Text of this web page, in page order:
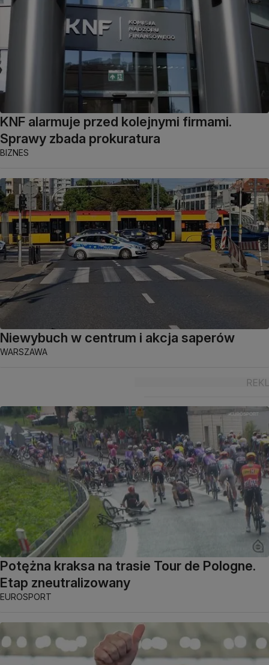
KNF alarmuje przed kolejnymi firmami.
Sprawy zbada prokuratura
BIZNES
Niewybuch w centrum i akcja saperów
WARSZAWA
Potężna kraksa na trasie Tour de Pologne.
Etap zneutralizowany
EUROSPORT